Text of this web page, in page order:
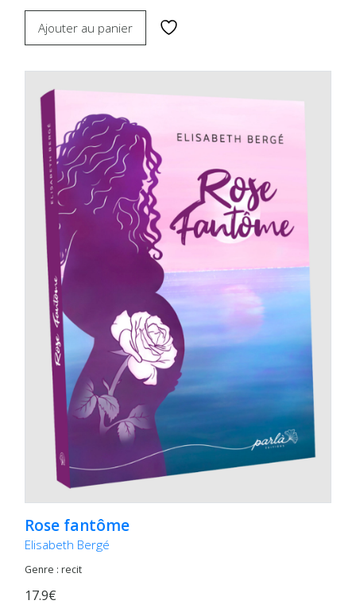
Ajouter au panier
Rose fantôme
Elisabeth Bergé
Genre : recit
17.9€